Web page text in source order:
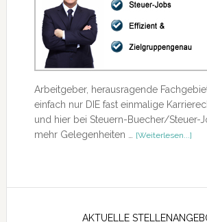
Arbeitgeber, herausragende
einfach nur DIE fast einmalige
und hier bei Steuern-Buecher/Steuer-
mehr Gelegenheiten …
[Weiterlesen...]
AKTUELLE